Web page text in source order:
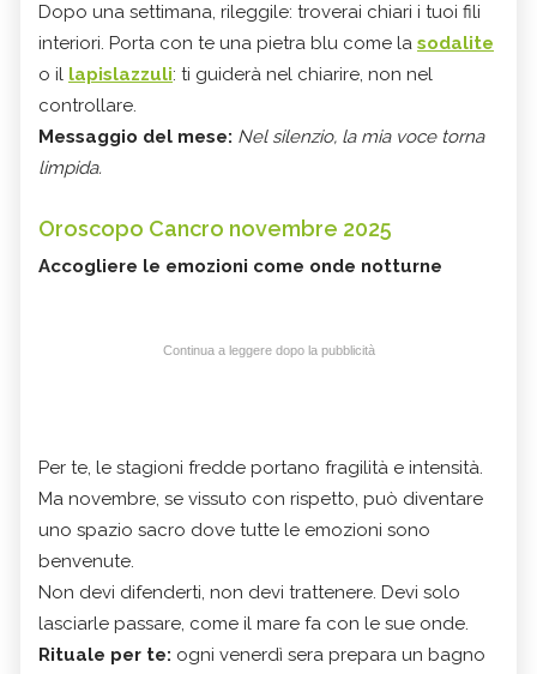
Dopo una settimana, rileggile: troverai chiari i tuoi fili
interiori. Porta con te una pietra blu come la sodalite
o il lapislazzuli: ti guiderà nel chiarire, non nel
controllare.
Messaggio del mese: Nel silenzio, la mia voce torna
limpida.
Oroscopo Cancro novembre 2025
Accogliere le emozioni come onde notturne
Continua a leggere dopo la pubblicità
Per te, le stagioni fredde portano fragilità e intensità.
Ma novembre, se vissuto con rispetto, può diventare
uno spazio sacro dove tutte le emozioni sono
benvenute.
Non devi difenderti, non devi trattenere. Devi solo
lasciarle passare, come il mare fa con le sue onde.
Rituale per te: ogni venerdì sera prepara un bagno